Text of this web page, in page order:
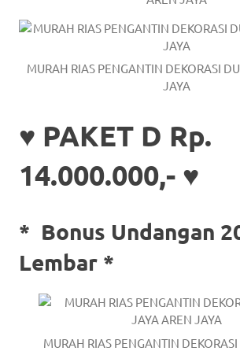
MURAH RIAS PENGANTIN DEKORASI
JAYA
♥ PAKET D Rp.
14.000.000,- ♥
* Bonus Undangan
Lembar *
MURAH RIAS PENGANTIN